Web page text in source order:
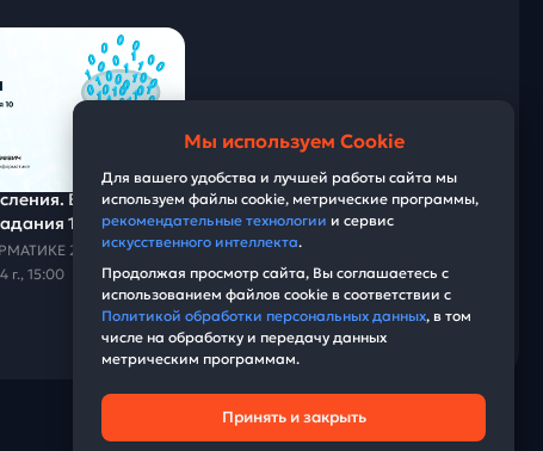
Все
10.
ОГЭ ПО ИНФОРМАТИКЕ 2026 | Информатика с Мане
г., 15:00
Мы используем Cookie
Для вашего удобства и лучшей работы сайта мы
используем файлы cookie, метрические программы,
рекомендательные технологии и сервис
искусственного интеллекта.
Продолжая просмотр сайта, Вы соглашаетесь с
использованием файлов cookie в соответствии с
Политикой обработки персональных данных, в том
числе на обработку и передачу данных
метрическим программам.
Принять и закрыть